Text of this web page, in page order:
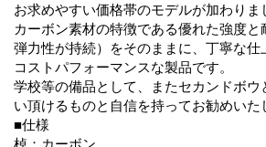
お求めやすい価格帯のモデルが加わりま
カーボン素材の特徴である優れた強度と
弾力性が持続）をそのままに、丁寧な仕
コストパフォーマンスな製品です。
学校等の備品として、またセカンドボウ
い頂けるものと自信を持ってお勧めいた
■仕様
棹：カーボン